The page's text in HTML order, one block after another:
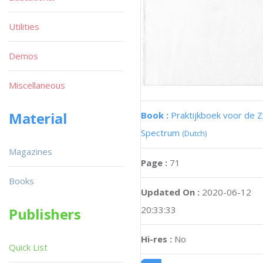
Book : Praktijkboek voor de
Spectrum (Dutch)
Page : 71
Updated On : 2020-06-12
20:33:33
Hi-res : No
Utilities
Demos
Miscellaneous
Material
Magazines
Books
Publishers
Quick List